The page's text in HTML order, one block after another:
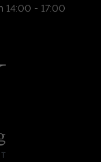
14:00 - 17:00